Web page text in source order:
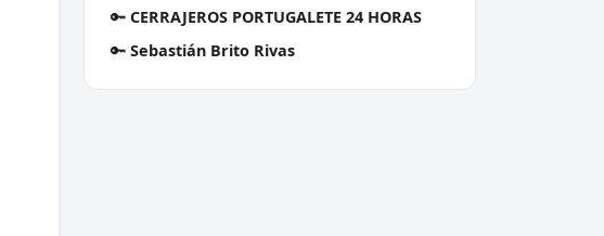
🔑 CERRAJEROS PORTUGALETE 24 HORAS
🔑 Sebastián Brito Rivas